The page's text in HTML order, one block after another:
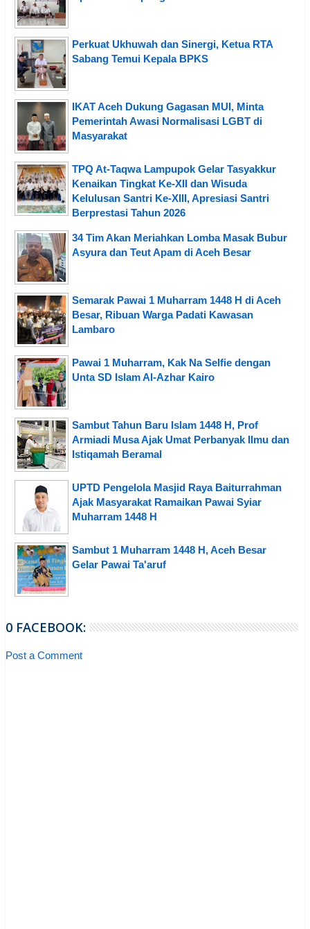
Perkuat Ukhuwah dan Sinergi, Ketua RTA
Sabang Temui Kepala BPKS
IKAT Aceh Dukung Gagasan MUI, Minta
Pemerintah Awasi Normalisasi LGBT di
Masyarakat
TPQ At-Taqwa Lampupok Gelar Tasyakkur
Kenaikan Tingkat Ke-XII dan Wisuda
Kelulusan Santri Ke-XIII, Apresiasi Santri
Berprestasi Tahun 2026
34 Tim Akan Meriahkan Lomba Masak Bubur
Asyura dan Teut Apam di Aceh Besar
Semarak Pawai 1 Muharram 1448 H di Aceh
Besar, Ribuan Warga Padati Kawasan
Lambaro
Pawai 1 Muharram, Kak Na Selfie dengan
Unta SD Islam Al-Azhar Kairo
Sambut Tahun Baru Islam 1448 H, Prof
Armiadi Musa Ajak Umat Perbanyak Ilmu dan
Istiqamah Beramal
UPTD Pengelola Masjid Raya Baiturrahman
Ajak Masyarakat Ramaikan Pawai Syiar
Muharram 1448 H
Sambut 1 Muharram 1448 H, Aceh Besar
Gelar Pawai Ta'aruf
0 FACEBOOK:
Post a Comment